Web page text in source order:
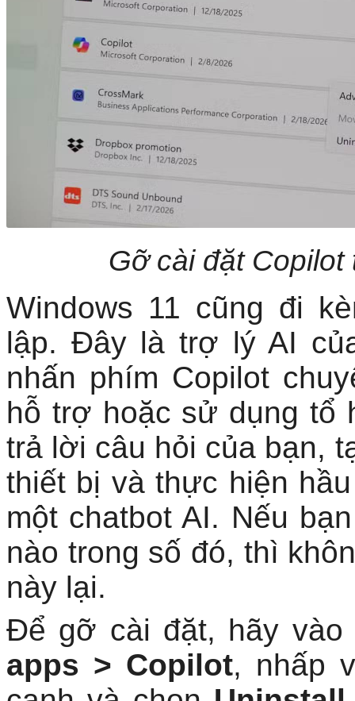
Gỡ cài đặt
Windows 11 cũng đi
lập. Đây là trợ lý AI
nhấn phím Copilot
hỗ trợ hoặc sử dụng tổ
trả lời câu hỏi của bạn,
thiết bị và thực hiện
một chatbot AI. Nếu
nào trong số đó, thì
này lại.
Để gỡ cài đặt, hãy vào
apps > Copilot
cạnh và chọn Uninstall
Ask Copilot khỏi menu